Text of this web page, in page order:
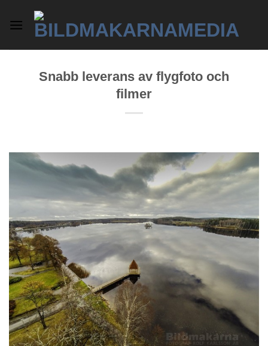
Snabb leverans av flygfoto och
filmer